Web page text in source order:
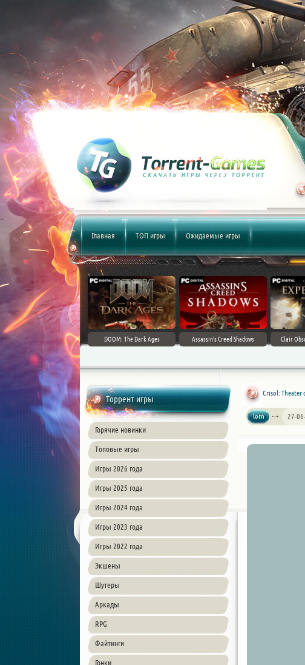
Главная ТОП игры Ожидаемые игры
DOOM: The Dark Ages Assassin's Creed Shadows Clair
Торрент игры
Горячие новинки
Топовые игры
Игры 2026 года
Игры 2025 года
Игры 2024 года
Игры 2023 года
Игры 2022 года
Экшены
Шутеры
Аркады
RPG
Файтинги
Гонки
Crisol: Theater
lorn 27-